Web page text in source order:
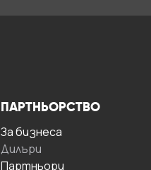
ПАРТНЬОРСТВО
За бизнесa
Дилъри
Партньори